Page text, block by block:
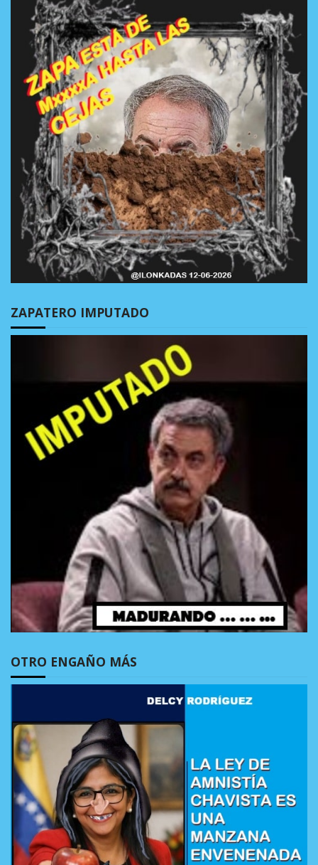
ZAPATERO IMPUTADO
OTRO ENGAÑO MÁS